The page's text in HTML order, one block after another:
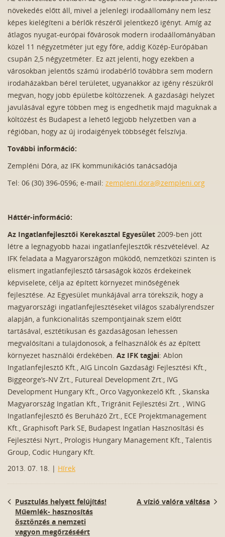
növekedés előtt áll, mivel a jelenlegi irodaállomány nem lesz
képes kielégíteni a bérlők részéről jelentkező igényt. Amíg az
átlagos nyugat-európai fővárosok modern irodaállományában
közel 11 négyzetméter jut egy főre, addig Közép-Európában
csupán 2,5 négyzetméter. Ez azt jelenti, hogy ezekben a
városokban jelentős számú irodabérlő továbbra sem modern
irodaházakban bérel területet, ugyanakkor az igény részükről
megvan, hogy jobb épületbe költözzenek. A gazdasági helyzet
javulásával egyre többen meg is engedhetik majd maguknak a
költözést és Budapest a lehető legjobb helyzetben van a
régióban, hogy az új irodaigények többségét felszívja.
További információ:
Zempléni Dóra, az IFK kommunikációs tanácsadója
Tel: 06 (30) 396-0596; e-mail: zempleni.dora@zempleni.org
Háttér-információ:
Az Ingatlanfejlesztői Kerekasztal Egyesület 2009-ben jött
létre a legnagyobb hazai ingatlanfejlesztők részvételével. Az
IFK feladata a Magyarországon működő, nemzetközi szinten is
elismert ingatlanfejlesztő társaságok közös érdekeinek
képviselete, célja az épített környezet minőségének
fejlesztése. Az Egyesület munkájával arra törekszik, hogy a
magyarországi ingatlanfejlesztéseket világos szabályrendszer
alapján, a funkcionalitás szempontjainak szem előtt
tartásával, esztétikusan és gazdaságosan lehessen
megvalósítani a tulajdonosok, a felhasználók és az épített
környezet használói érdekében. Az IFK tagjai: Ablon
Ingatlanfejlesztő Kft., AIG Lincoln Gazdasági Fejlesztési Kft.,
Biggeorge’s-NV Zrt., Futureal Development Zrt., IVG
Development Hungary Kft., Orco Vagyonkezelő Kft. , Skanska
Magyarország Ingatlan Kft., Trigránit Fejlesztési Zrt. , WING
Ingatlanfejlesztő és Beruházó Zrt., ECE Projektmanagement
Kft., Graphisoft Park SE, Budapest Ingatlan Hasznosítási és
Fejlesztési Nyrt., Prologis Hungary Management Kft., Talentis
Group, Codic Hungary Kft.
2013. 07. 18. | Hírek
Pusztulás helyett felújítás!
Műemlék- hasznosítás
ösztönzés a nemzeti
vagyon megőrzéséért
A vízió valóra váltása